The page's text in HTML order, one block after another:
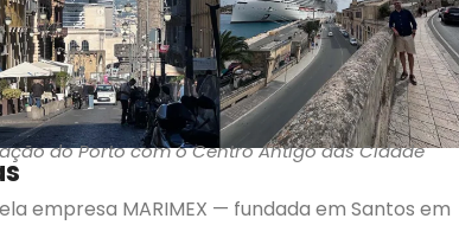
do Porto com o Centro Antigo das Cidade
empresa MARIMEX — fundada em Santos em